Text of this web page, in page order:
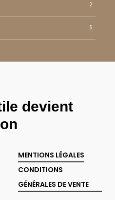
2
5
devient
MENTIONS LÉGALES
CONDITIONS
GÉNÉRALES DE VENTE